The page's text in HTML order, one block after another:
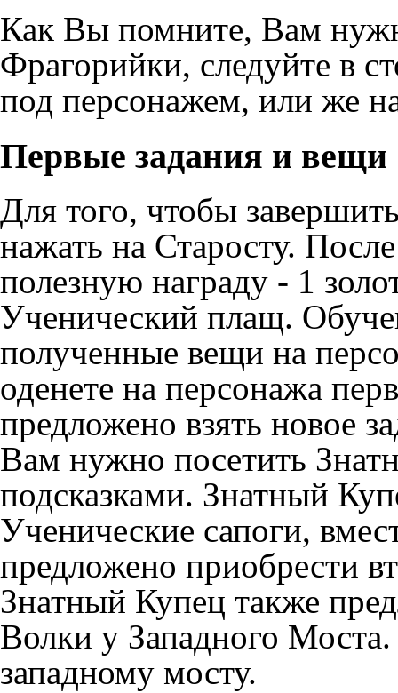
Как Вы помните, Вам
Фрагорийки, следуйте в
под персонажем, или же
Первые задания и вещи
Для того, чтобы
нажать на Старосту.
полезную награду - 1
Ученический плащ.
полученные вещи на
оденете на персонажа
предложено взять новое
Вам нужно посетить
подсказками. Знатный
Ученические сапоги,
предложено приобрести
Знатный Купец также
Волки у Западного
западному мосту.